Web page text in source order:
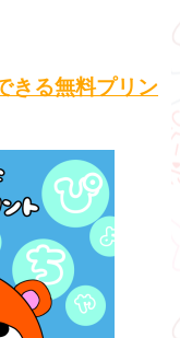
きる無料プリン